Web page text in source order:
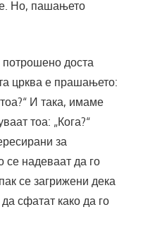
Но, пашањето
доста
црква е прашањето:
тоа?“ И така, имаме
тоа: „Кога?“
за
се надеваат да го
се загрижени дека
да сфатат како да го